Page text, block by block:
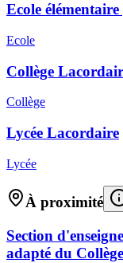
Ecole
Ecole
Collège
Collège
Lycée Lacordaire
Lycée
À proximité
Section
adapté du